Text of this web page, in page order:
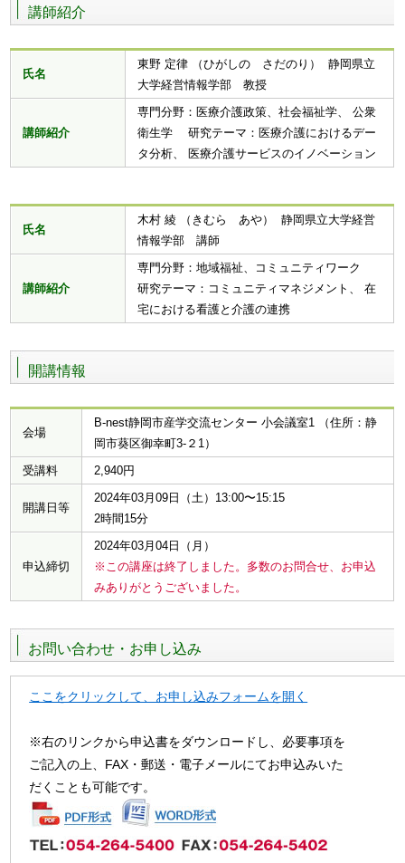
講師紹介
氏名
東野 定律 （ひがしの さだのり） 静岡県立
大学経営情報学部 教授
講師紹介
専門分野：医療介護政策、社会福祉学、 公衆
衛生学 研究テーマ：医療介護におけるデー
タ分析、 医療介護サービスのイノベーション
氏名
木村 綾 （きむら あや） 静岡県立大学経営
情報学部 講師
講師紹介
専門分野：地域福祉、コミュニティワーク
研究テーマ：コミュニティマネジメント、 在
宅における看護と介護の連携
開講情報
会場
B-nest静岡市産学交流センター 小会議室1 （住所：静
岡市葵区御幸町3-２1）
受講料
2,940円
開講日等
2024年03月09日（土）13:00〜15:15
2時間15分
申込締切
2024年03月04日（月）
※この講座は終了しました。多数のお問合せ、お申込
みありがとうございました。
お問い合わせ・お申し込み
ここをクリックして、お申し込みフォームを開く
※右のリンクから申込書をダウンロードし、必要事項を
ご記入の上、FAX・郵送・電子メールにてお申込みいた
だくことも可能です。